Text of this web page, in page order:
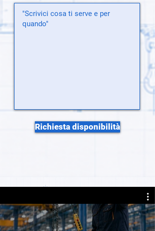
Richiesta disponibilità